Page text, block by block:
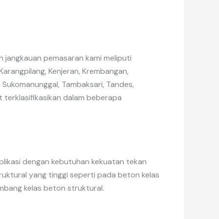
pemasaran kami meliputi
Kenjeran, Krembangan,
Tambaksari, Tandes,
terklasifikasikan dalam beberapa
dengan kebutuhan kekuatan tekan
yang tinggi seperti pada beton kelas
kelas beton struktural.